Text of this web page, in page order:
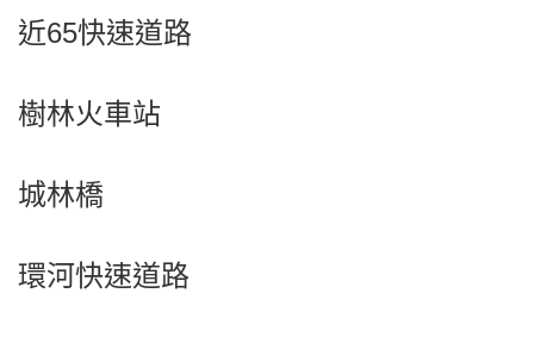
近65快速道路
樹林火車站
城林橋
環河快速道路